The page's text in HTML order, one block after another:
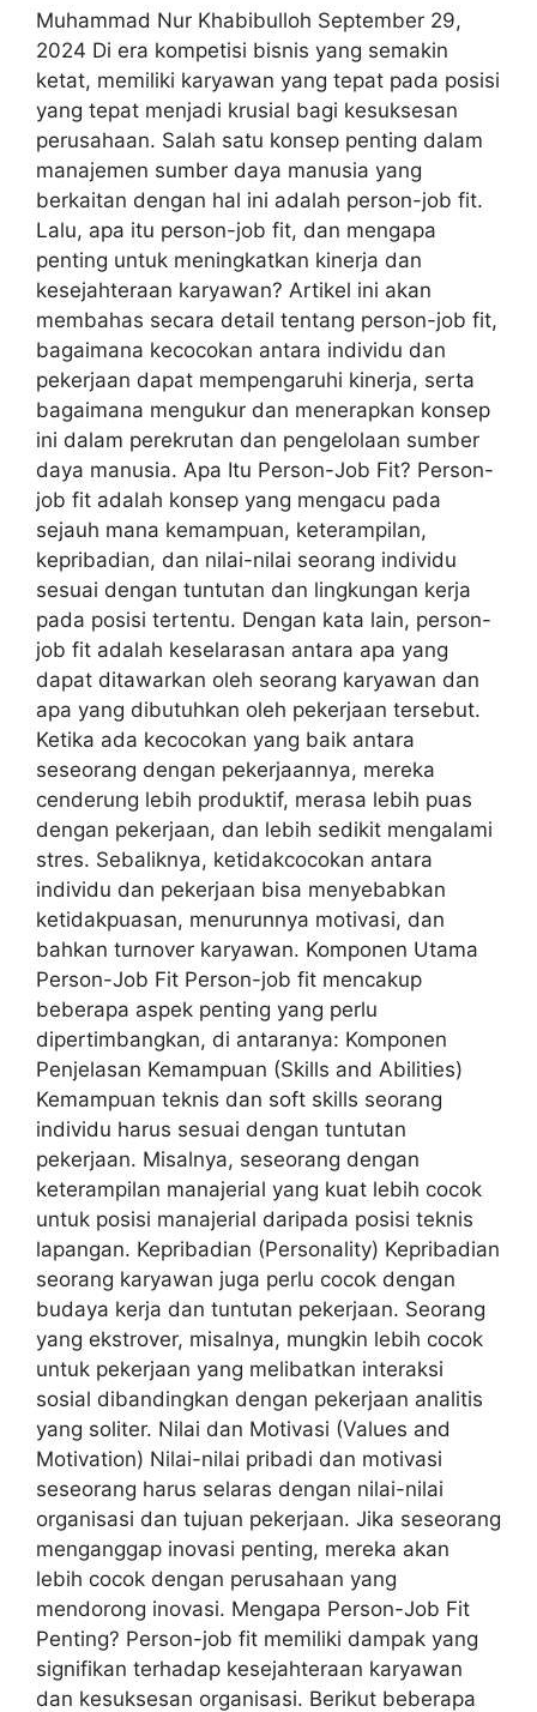
Muhammad Nur Khabibulloh September 29,
2024 Di era kompetisi bisnis yang semakin
ketat, memiliki karyawan yang tepat pada posisi
yang tepat menjadi krusial bagi kesuksesan
perusahaan. Salah satu konsep penting dalam
manajemen sumber daya manusia yang
berkaitan dengan hal ini adalah person-job fit.
Lalu, apa itu person-job fit, dan mengapa
penting untuk meningkatkan kinerja dan
kesejahteraan karyawan? Artikel ini akan
membahas secara detail tentang person-job fit,
bagaimana kecocokan antara individu dan
pekerjaan dapat mempengaruhi kinerja, serta
bagaimana mengukur dan menerapkan konsep
ini dalam perekrutan dan pengelolaan sumber
daya manusia. Apa Itu Person-Job Fit? Person-
job fit adalah konsep yang mengacu pada
sejauh mana kemampuan, keterampilan,
kepribadian, dan nilai-nilai seorang individu
sesuai dengan tuntutan dan lingkungan kerja
pada posisi tertentu. Dengan kata lain, person-
job fit adalah keselarasan antara apa yang
dapat ditawarkan oleh seorang karyawan dan
apa yang dibutuhkan oleh pekerjaan tersebut.
Ketika ada kecocokan yang baik antara
seseorang dengan pekerjaannya, mereka
cenderung lebih produktif, merasa lebih puas
dengan pekerjaan, dan lebih sedikit mengalami
stres. Sebaliknya, ketidakcocokan antara
individu dan pekerjaan bisa menyebabkan
ketidakpuasan, menurunnya motivasi, dan
bahkan turnover karyawan. Komponen Utama
Person-Job Fit Person-job fit mencakup
beberapa aspek penting yang perlu
dipertimbangkan, di antaranya: Komponen
Penjelasan Kemampuan (Skills and Abilities)
Kemampuan teknis dan soft skills seorang
individu harus sesuai dengan tuntutan
pekerjaan. Misalnya, seseorang dengan
keterampilan manajerial yang kuat lebih cocok
untuk posisi manajerial daripada posisi teknis
lapangan. Kepribadian (Personality) Kepribadian
seorang karyawan juga perlu cocok dengan
budaya kerja dan tuntutan pekerjaan. Seorang
yang ekstrover, misalnya, mungkin lebih cocok
untuk pekerjaan yang melibatkan interaksi
sosial dibandingkan dengan pekerjaan analitis
yang soliter. Nilai dan Motivasi (Values and
Motivation) Nilai-nilai pribadi dan motivasi
seseorang harus selaras dengan nilai-nilai
organisasi dan tujuan pekerjaan. Jika seseorang
menganggap inovasi penting, mereka akan
lebih cocok dengan perusahaan yang
mendorong inovasi. Mengapa Person-Job Fit
Penting? Person-job fit memiliki dampak yang
signifikan terhadap kesejahteraan karyawan
dan kesuksesan organisasi. Berikut beberapa